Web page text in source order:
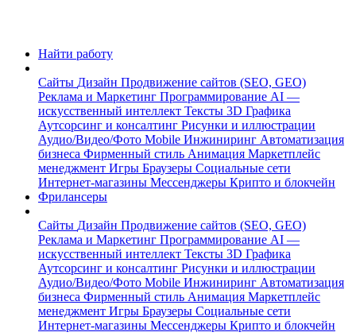
Найти работу
Сайты Дизайн Продвижение сайтов (SEO, GEO)
Реклама и Маркетинг Программирование AI —
искусственный интеллект Тексты 3D Графика
Аутсорсинг и консалтинг Рисунки и иллюстрации
Аудио/Видео/Фото Mobile Инжиниринг Автоматизация
бизнеса Фирменный стиль Анимация Маркетплейс
менеджмент Игры Браузеры Социальные сети
Интернет-магазины Мессенджеры Крипто и блокчейн
Фрилансеры
Сайты Дизайн Продвижение сайтов (SEO, GEO)
Реклама и Маркетинг Программирование AI —
искусственный интеллект Тексты 3D Графика
Аутсорсинг и консалтинг Рисунки и иллюстрации
Аудио/Видео/Фото Mobile Инжиниринг Автоматизация
бизнеса Фирменный стиль Анимация Маркетплейс
менеджмент Игры Браузеры Социальные сети
Интернет-магазины Мессенджеры Крипто и блокчейн